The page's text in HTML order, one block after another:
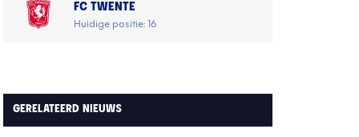
FC TWENTE
Huidige positie: 16
GERELATEERD NIEUWS